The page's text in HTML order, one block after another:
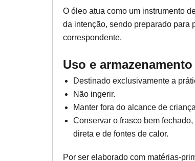
O óleo atua como um instrumento
da intenção, sendo preparado para
correspondente.
Uso e armazenamento
Destinado exclusivamente a
Não ingerir.
Manter fora do alcance de
Conservar o frasco bem
direta e de fontes de calor.
Por ser elaborado com matérias-